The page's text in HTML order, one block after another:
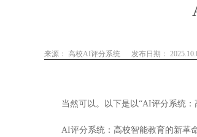
来源： 高校AI评分系统 发布日期：
当然可以。以下是以“AI评分系统：
AI评分系统：高校智能教育的新革